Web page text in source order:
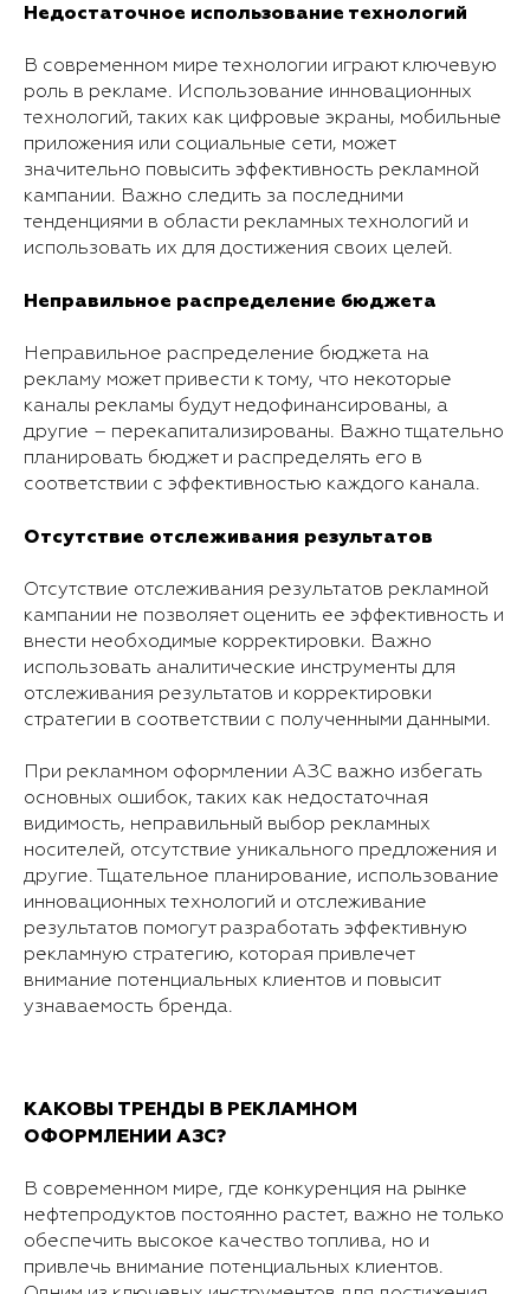
Недостаточное использование технологий
В современном мире технологии играют ключевую
роль в рекламе. Использование инновационных
технологий, таких как цифровые экраны, мобильные
приложения или социальные сети, может
значительно повысить эффективность рекламной
кампании. Важно следить за последними
тенденциями в области рекламных технологий и
использовать их для достижения своих целей.
Неправильное распределение бюджета
Неправильное распределение бюджета на
рекламу может привести к тому, что некоторые
каналы рекламы будут недофинансированы, а
другие – перекапитализированы. Важно тщательно
планировать бюджет и распределять его в
соответствии с эффективностью каждого канала.
Отсутствие отслеживания результатов
Отсутствие отслеживания результатов рекламной
кампании не позволяет оценить ее эффективность и
внести необходимые корректировки. Важно
использовать аналитические инструменты для
отслеживания результатов и корректировки
стратегии в соответствии с полученными данными.
При рекламном оформлении АЗС важно избегать
основных ошибок, таких как недостаточная
видимость, неправильный выбор рекламных
носителей, отсутствие уникального предложения и
другие. Тщательное планирование, использование
инновационных технологий и отслеживание
результатов помогут разработать эффективную
рекламную стратегию, которая привлечет
внимание потенциальных клиентов и повысит
узнаваемость бренда.
КАКОВЫ ТРЕНДЫ В РЕКЛАМНОМ
ОФОРМЛЕНИИ АЗС?
В современном мире, где конкуренция на рынке
нефтепродуктов постоянно растет, важно не только
обеспечить высокое качество топлива, но и
привлечь внимание потенциальных клиентов.